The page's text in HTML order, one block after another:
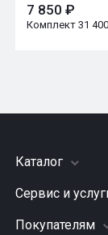
7 850 ₽
Комплект 31
Каталог
Шины
Грузовые шины
Сервис и
Заправка
Покупателям